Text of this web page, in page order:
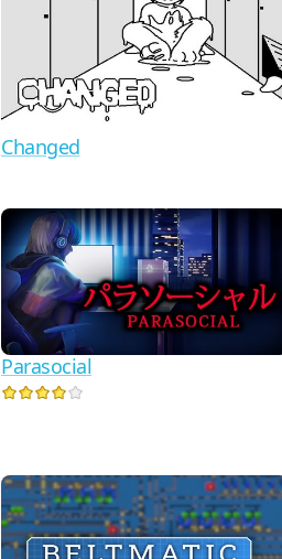
Changed
Parasocial